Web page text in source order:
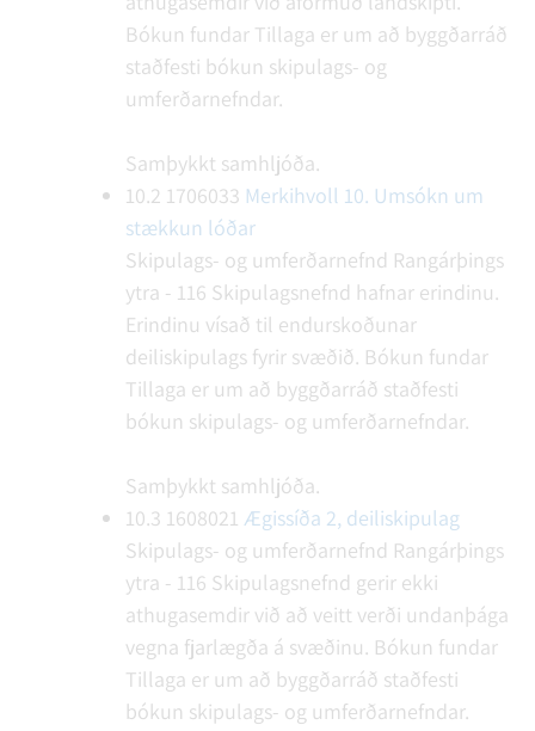
Bókun fundar Tillaga er um að byggðarráð
staðfesti bókun skipulags- og
umferðarnefndar.
Samþykkt samhljóða.
10.2 1706033 Merkihvoll 10. Umsókn um
stækkun lóðar
Skipulags- og umferðarnefnd Rangárþings
ytra - 116 Skipulagsnefnd hafnar erindinu.
Erindinu vísað til endurskoðunar
deiliskipulags fyrir svæðið. Bókun fundar
Tillaga er um að byggðarráð staðfesti
bókun skipulags- og umferðarnefndar.
Samþykkt samhljóða.
10.3 1608021 Ægissíða 2, deiliskipulag
Skipulags- og umferðarnefnd Rangárþings
ytra - 116 Skipulagsnefnd gerir ekki
athugasemdir við að veitt verði undanþága
vegna fjarlægða á svæðinu. Bókun fundar
Tillaga er um að byggðarráð staðfesti
bókun skipulags- og umferðarnefndar.